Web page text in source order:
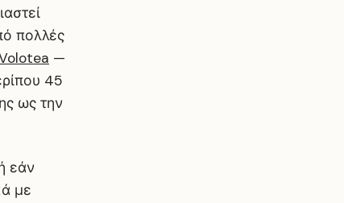
πολλές
—
45
ως την
εάν
με